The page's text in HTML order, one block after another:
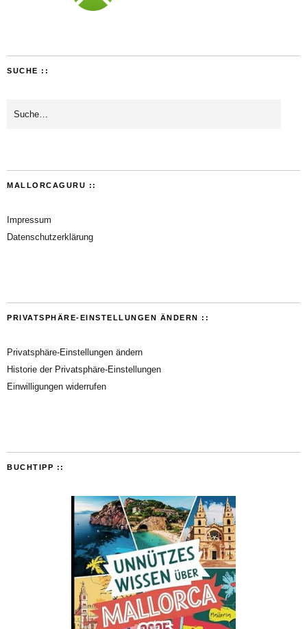
SUCHE ::
MALLORCAGURU ::
Impressum
Datenschutzerklärung
PRIVATSPHÄRE-EINSTELLUNGEN ÄNDERN ::
Privatsphäre-Einstellungen ändern
Historie der Privatsphäre-Einstellungen
Einwilligungen widerrufen
BUCHTIPP ::